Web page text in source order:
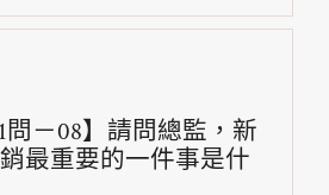
問－08】請問總監，新
最重要的一件事是什